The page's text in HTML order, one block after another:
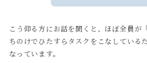
こう仰る方にお話を聞くと、ほぼ全員が
ちのけでひたすらタスクをこなしている
なっています。